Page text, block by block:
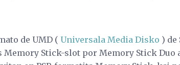
de UMD ( Universala Media Disko ) de
Stick-slot por Memory Stick Duo